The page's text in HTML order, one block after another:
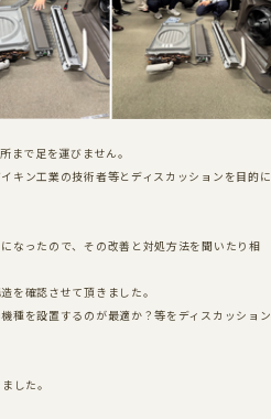
まで足を運びません。
キン工業の技術者等とディスカッションを目的に
なったので、その改善と対処方法を聞いたり相
を確認させて頂きました。
種を設置するのが最適か？等をディスカッション
した。